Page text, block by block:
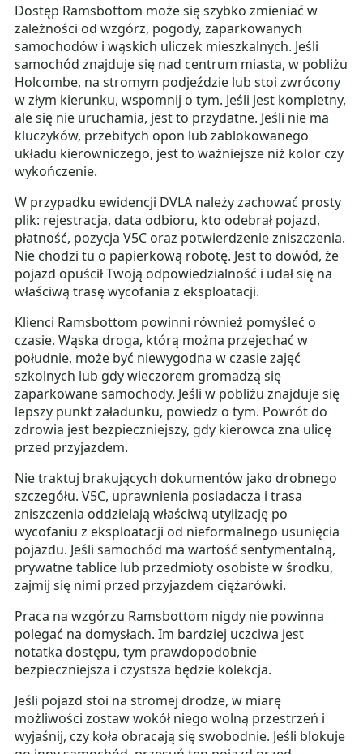
Dostęp Ramsbottom może się szybko zmieniać w
zależności od wzgórz, pogody, zaparkowanych
samochodów i wąskich uliczek mieszkalnych. Jeśli
samochód znajduje się nad centrum miasta, w pobliżu
Holcombe, na stromym podjeździe lub stoi zwrócony
w złym kierunku, wspomnij o tym. Jeśli jest kompletny,
ale się nie uruchamia, jest to przydatne. Jeśli nie ma
kluczyków, przebitych opon lub zablokowanego
układu kierowniczego, jest to ważniejsze niż kolor czy
wykończenie.
W przypadku ewidencji DVLA należy zachować prosty
plik: rejestracja, data odbioru, kto odebrał pojazd,
płatność, pozycja V5C oraz potwierdzenie zniszczenia.
Nie chodzi tu o papierkową robotę. Jest to dowód, że
pojazd opuścił Twoją odpowiedzialność i udał się na
właściwą trasę wycofania z eksploatacji.
Klienci Ramsbottom powinni również pomyśleć o
czasie. Wąska droga, którą można przejechać w
południe, może być niewygodna w czasie zajęć
szkolnych lub gdy wieczorem gromadzą się
zaparkowane samochody. Jeśli w pobliżu znajduje się
lepszy punkt załadunku, powiedz o tym. Powrót do
zdrowia jest bezpieczniejszy, gdy kierowca zna ulicę
przed przyjazdem.
Nie traktuj brakujących dokumentów jako drobnego
szczegółu. V5C, uprawnienia posiadacza i trasa
zniszczenia oddzielają właściwą utylizację po
wycofaniu z eksploatacji od nieformalnego usunięcia
pojazdu. Jeśli samochód ma wartość sentymentalną,
prywatne tablice lub przedmioty osobiste w środku,
zajmij się nimi przed przyjazdem ciężarówki.
Praca na wzgórzu Ramsbottom nigdy nie powinna
polegać na domysłach. Im bardziej uczciwa jest
notatka dostępu, tym prawdopodobnie
bezpieczniejsza i czystsza będzie kolekcja.
Jeśli pojazd stoi na stromej drodze, w miarę
możliwości zostaw wokół niego wolną przestrzeń i
wyjaśnij, czy koła obracają się swobodnie. Jeśli blokuje